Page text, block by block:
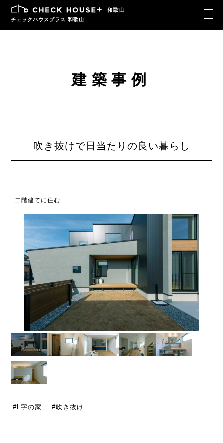
チェックハウスプラス 和歌山
建築事例
吹き抜けで日当たりの良い暮らし
二階建てに住む
L字の家 吹き抜け